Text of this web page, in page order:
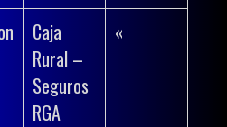
Caja
Rural –
Seguros
RGA
«